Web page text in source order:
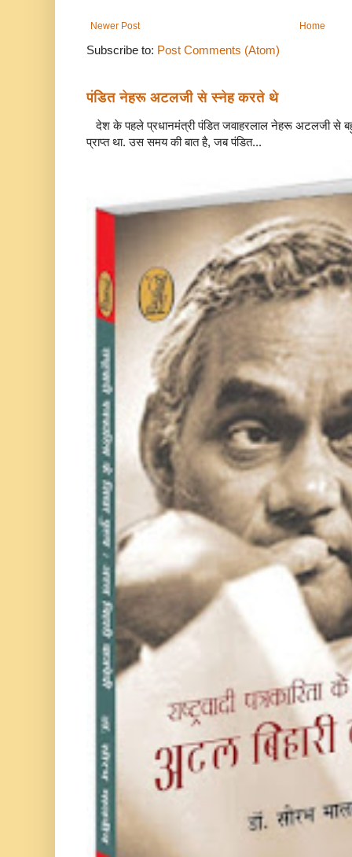
Newer Post Home
Subscribe to: Post Comments (Atom)
पंडित नेहरू अटलजी से स्नेह करते थे
देश के पहले प्रधानमंत्री पंडित जवाहरलाल नेहरू अटलजी से
प्राप्त था. उस समय की बात है, जब पंडित...